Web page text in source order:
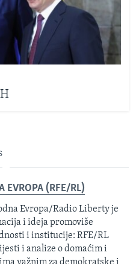
EVROPA (RFE/RL)
Evropa/Radio Liberty je
i ideja promoviše
i institucije: RFE/RL
i analize o domaćim i